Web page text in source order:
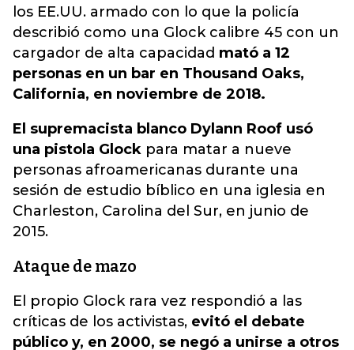
los EE.UU. armado con lo que la policía
describió como una Glock calibre 45 con un
cargador de alta capacidad mató a 12
personas en un bar en Thousand Oaks,
California, en noviembre de 2018.
El supremacista blanco Dylann Roof usó
una pistola Glock para matar a nueve
personas afroamericanas durante una
sesión de estudio bíblico en una iglesia en
Charleston, Carolina del Sur, en junio de
2015.
Ataque de mazo
El propio Glock rara vez respondió a las
críticas de los activistas, evitó el debate
público y, en 2000, se negó a unirse a otros